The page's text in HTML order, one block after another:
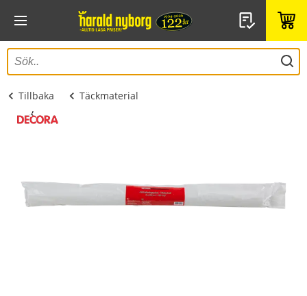
Tillbaka Täckmaterial